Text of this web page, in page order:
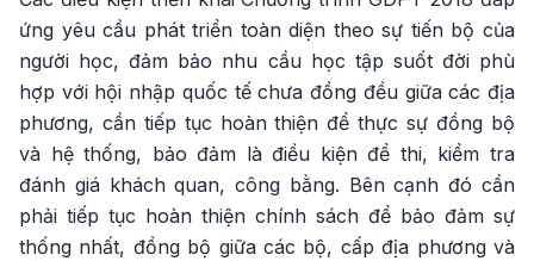
ứng yêu cầu phát triển toàn diện theo sự tiến bộ của
người học, đảm bảo nhu cầu học tập suốt đời phù
hợp với hội nhập quốc tế chưa đồng đều giữa các địa
phương, cần tiếp tục hoàn thiện để thực sự đồng bộ
và hệ thống, bảo đảm là điều kiện để thi, kiểm tra
đánh giá khách quan, công bằng. Bên cạnh đó cần
phải tiếp tục hoàn thiện chính sách để bảo đảm sự
thống nhất, đồng bộ giữa các bộ, cấp địa phương và